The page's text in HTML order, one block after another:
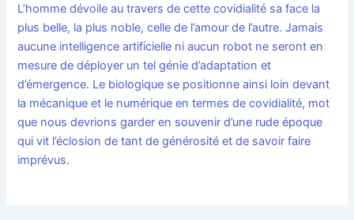
L’homme dévoile au travers de cette covidialité sa face la
plus belle, la plus noble, celle de l’amour de l’autre. Jamais
aucune intelligence artificielle ni aucun robot ne seront en
mesure de déployer un tel génie d’adaptation et
d’émergence. Le biologique se positionne ainsi loin devant
la mécanique et le numérique en termes de covidialité, mot
que nous devrions garder en souvenir d’une rude époque
qui vit l’éclosion de tant de générosité et de savoir faire
imprévus.